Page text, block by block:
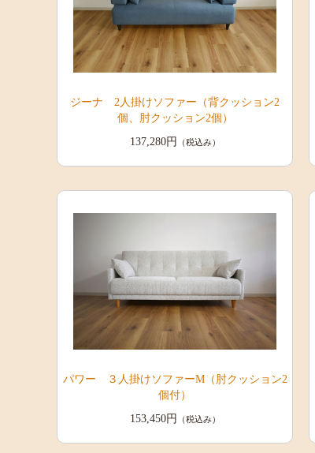
ジーナ 2人掛けソファー（背クッション2
個、肘クッション2個）
137,280円
（税込み）
パワー ３人掛けソファーM（肘クッション2
個付）
153,450円
（税込み）